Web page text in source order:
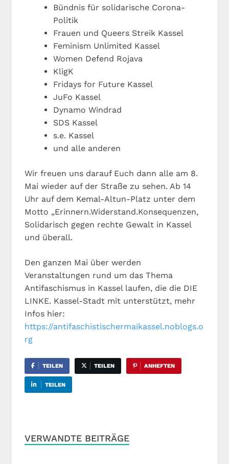
Bündnis für solidarische Corona-
Politik
Frauen und Queers Streik Kassel
Feminism Unlimited Kassel
Women Defend Rojava
KligK
Fridays for Future Kassel
JuFo Kassel
Dynamo Windrad
SDS Kassel
s.e. Kassel
und alle anderen
Wir freuen uns darauf Euch dann alle am 8.
Mai wieder auf der Straße zu sehen. Ab 14
Uhr auf dem Kemal-Altun-Platz unter dem
Motto „Erinnern.Widerstand.Konsequenzen,
Solidarisch gegen rechte Gewalt in Kassel
und überall.
Den ganzen Mai über werden
Veranstaltungen rund um das Thema
Antifaschismus in Kassel laufen, die die DIE
LINKE. Kassel-Stadt mit unterstützt, mehr
Infos hier:
https://antifaschistischermaikassel.noblogs.o
rg
TEILEN TEILEN ANHEFTEN
TEILEN
VERWANDTE BEITRÄGE